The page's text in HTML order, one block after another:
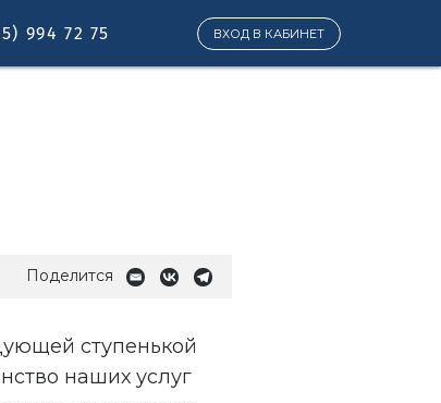
994 72 75 ВХОД В КАБИНЕТ
Поделится
ступенькой
наших услуг